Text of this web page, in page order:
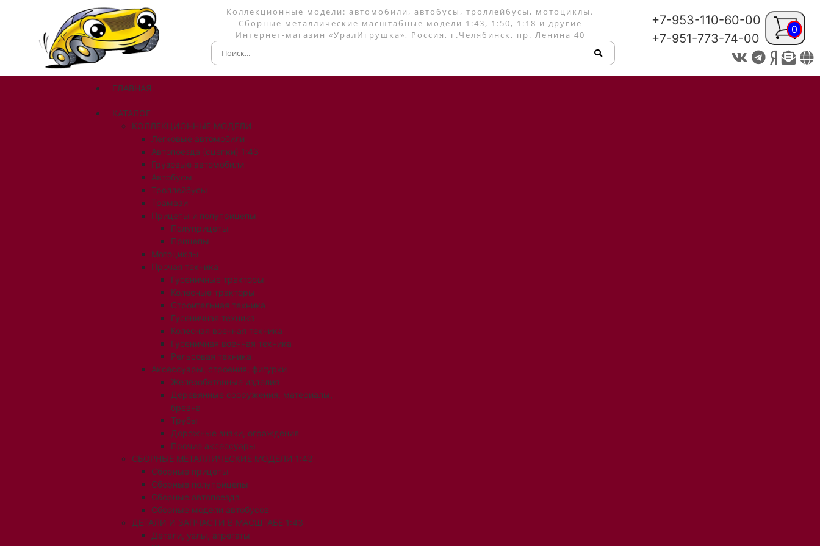
Коллекционные модели: автомобили, автобусы, троллейбусы, мотоциклы.
Сборные металлические масштабные модели 1:43, 1:50, 1:18 и другие
Интернет-магазин «УралИгрушка», Россия, г.Челябинск, пр. Ленина 40
+7-953-110-60-00
+7-951-773-74-00
ГЛАВНАЯ
КАТАЛОГ
КОЛЛЕКЦИОННЫЕ МОДЕЛИ
Легковые автомобили
Автопоезда (сцепки) 1:43
Грузовые автомобили
Автобусы
Троллейбусы
Трамваи
Прицепы и полуприцепы
Полуприцепы
Прицепы
Мотоциклы
Прочая техника
Гусеничные тракторы
Колесные тракторы
Строительная техника
Гусеничная техника
Колесная военная техника
Гусеничная военная техника
Рельсовая техника
Аксессуары, строения, фигурки
Железобетонные изделия
Деревянные сооружения, материалы,
бревна
Трубы
Дорожные знаки, ограждения
Прочие аксессуары
СБОРНЫЕ МЕТАЛЛИЧЕСКИЕ МОДЕЛИ 1:43
Сборные прицепы
Сборные полуприцепы
Сборные автопоезда
Сборные модели автобусов
ДЕТАЛИ И ЗАПЧАСТИ В МАСШТАБЕ 1:43
Детали, узлы, агрегаты
0